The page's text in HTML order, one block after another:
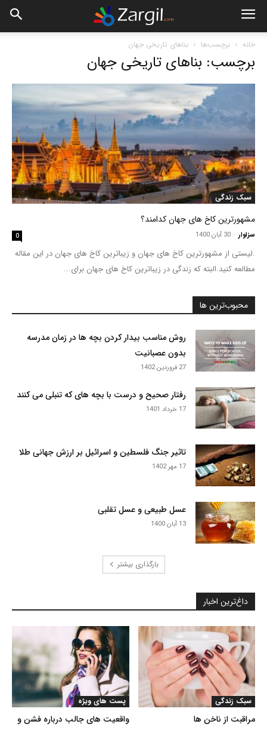
خانه برچسب‌ها بناهای تاریخی جهان
برچسب: بناهای تاریخی جهان
سبک زندگی
مشهورترین کاخ های جهان کدامند؟
سزاوار - 30 آبان 1400 0
.لیستی از مشهورترین کاخ های جهان و زیباترین کاخ های جهان در این مقاله
مطالعه کنید.البته که زندگی در زیباترین کاخ های جهان برای...
محبوب‌ترین ها
روش مناسب بیدار کردن بچه ها در زمان مدرسه
بدون عصبانیت
27 فروردین 1402
رفتار صحیح و درست با بچه های که تنبلی می کنند
17 خرداد 1401
تاثیر جنگ فلسطین و اسرائیل بر ارزش جهانی طلا
17 مهر 1402
عسل طبیعی و عسل تقلبی
13 آبان 1400
بارگذاری بیشتر
داغ‌ترین اخبار
پست های ویژه
واقعیت های جالب درباره فشن و
سبک زندگی
مراقبت از ناخن ها